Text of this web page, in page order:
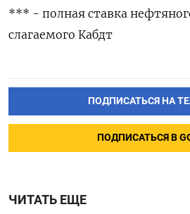
*** - полная ставка
слагаемого Кабдт
ПОДПИСАТЬСЯ НА
ПОДПИСАТЬСЯ В
ЧИТАТЬ ЕЩЕ